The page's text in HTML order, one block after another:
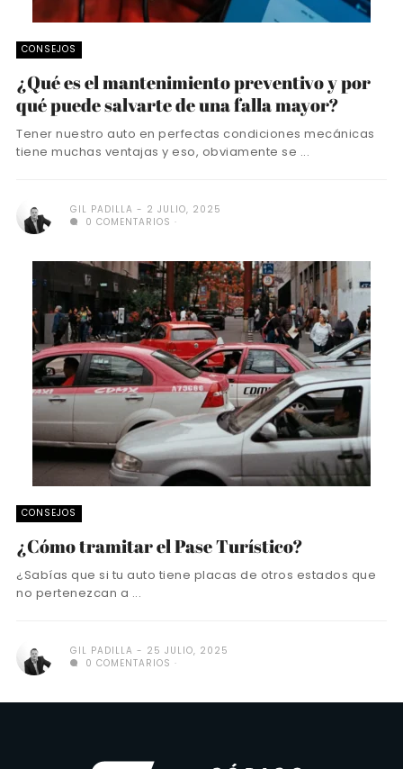
CONSEJOS
¿Qué es el mantenimiento preventivo y por
qué puede salvarte de una falla mayor?
Tener nuestro auto en perfectas condiciones mecánicas
tiene muchas ventajas y eso, obviamente se ...
GIL PADILLA
2 JULIO, 2025
0 COMENTARIOS
CONSEJOS
¿Cómo tramitar el Pase Turístico?
¿Sabías que si tu auto tiene placas de otros estados que
no pertenezcan a ...
GIL PADILLA
25 JULIO, 2025
0 COMENTARIOS